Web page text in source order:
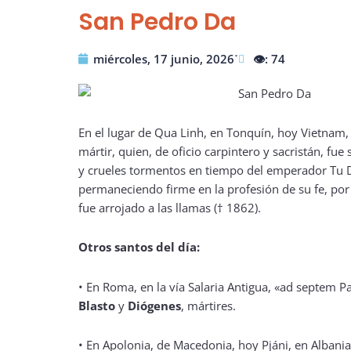
San Pedro Da
miércoles, 17 junio, 2026˙ 👁️: 74
En el lugar de Qua Linh, en Tonquín, hoy
mártir, quien, de oficio carpintero y sacristán, fue
y crueles tormentos en tiempo del emperador Tu
permaneciendo firme en la profesión de su fe,
fue arrojado a las llamas († 1862).
Otros santos del día:
• En Roma, en la vía Salaria Antigua, «ad septem
Blasto y Diógenes, mártires.
• En Apolonia, de Macedonia, hoy Pjáni, en